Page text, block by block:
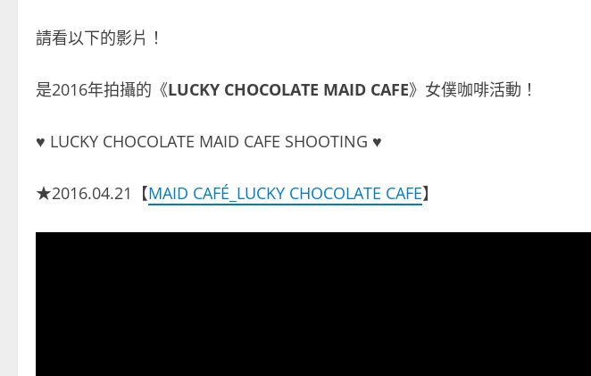
請看以下的影片！
是2016年拍攝的《LUCKY CHOCOLATE MAID CAFE》女僕咖啡活動！
♥ LUCKY CHOCOLATE MAID CAFE SHOOTING ♥
★2016.04.21【MAID CAFÉ_LUCKY CHOCOLATE CAFE】